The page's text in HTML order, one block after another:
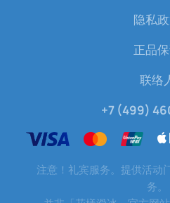
隐私
正品
联络
+7 (499)
注意！礼宾服务。提供活动
务。